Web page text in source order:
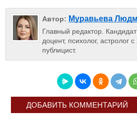
Автор: Муравьева
Главный редактор. Кандидат
доцент, психолог, астролог
публицист.
ДОБАВИТЬ КОММЕНТАРИЙ